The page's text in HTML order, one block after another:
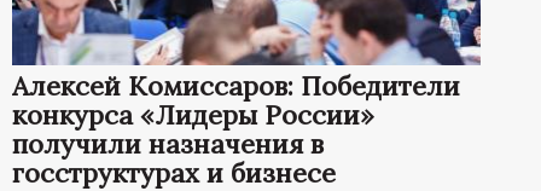
Алексей Комиссаров: Победители
конкурса «Лидеры России»
получили назначения в
госструктурах и бизнесе